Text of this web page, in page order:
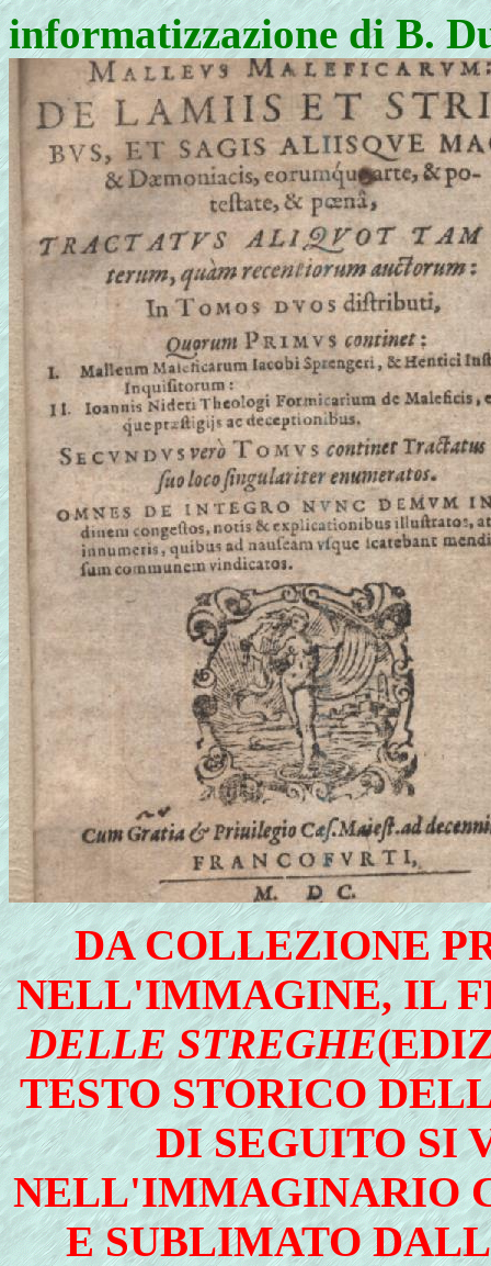
informatizzazione di B.
DA COLLEZIONE
NELL'IMMAGINE, IL
DELLE STREGHE
TESTO STORICO
DI SEGUITO SI
NELL'IMMAGINARIO
E SUBLIMATO